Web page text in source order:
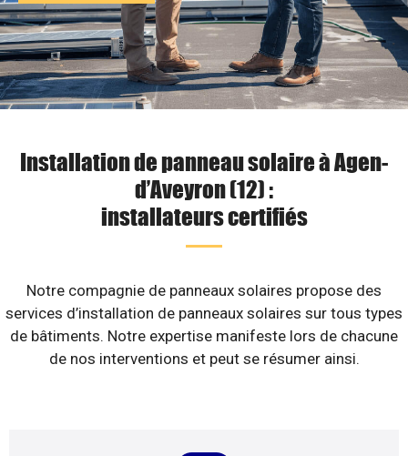
Installation de panneau solaire à Agen-
d’Aveyron (12) :
installateurs certifiés
Notre compagnie de panneaux solaires propose des
services d’installation de panneaux solaires sur tous types
de bâtiments. Notre expertise manifeste lors de chacune
de nos interventions et peut se résumer ainsi.